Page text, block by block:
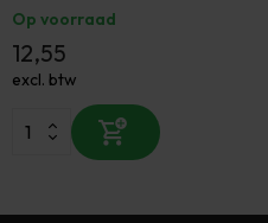
Op voorraad
12,55
excl. btw